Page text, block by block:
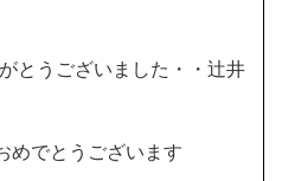
とうございました・・辻井
めでとうございます